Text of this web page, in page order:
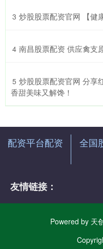
3 炒股股票配资官网 【健
4 南昌股票配资 供应禽支
5 炒股股票配资官网 分享
香甜美味又解馋！
配资平台配资
全国
友情链接：
Powered by 天